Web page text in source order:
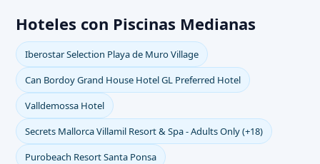
Hoteles con Piscinas Medianas
Iberostar Selection Playa de Muro Village
Can Bordoy Grand House Hotel GL Preferred Hotel
Valldemossa Hotel
Secrets Mallorca Villamil Resort & Spa - Adults Only (+18)
Purobeach Resort Santa Ponsa